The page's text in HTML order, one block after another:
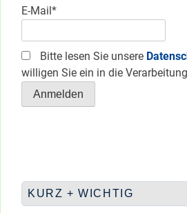
E-Mail*
Bitte lesen Sie unsere
willigen Sie ein in die
KURZ + WICHTIG